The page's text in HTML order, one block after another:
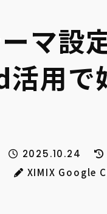
マ設
用で
2025.10.24
XIMIX Google